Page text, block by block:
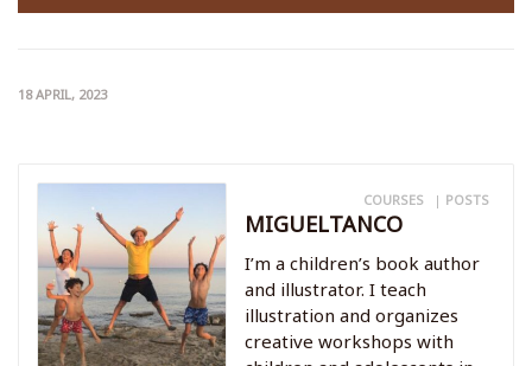
18 APRIL, 2023
POSTS
|
COURSES
MIGUELTANCO
I’m a children’s book author
and illustrator. I teach
illustration and organizes
creative workshops with